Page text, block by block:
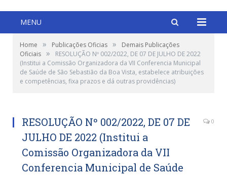
MENU
Home » Publicações Oficias »
Demais Publicações
Oficiais »
RESOLUÇÃO Nº 002/2022, DE 07 DE JULHO DE 2022
(Institui a Comissão Organizadora da VII Conferencia Municipal
de Saúde de São Sebastião da Boa Vista, estabelece atribuições
e competências, fixa prazos e dá outras providências)
RESOLUÇÃO Nº 002/2022, DE 07 DE
JULHO DE 2022 (Institui a
Comissão Organizadora da VII
Conferencia Municipal de Saúde
0